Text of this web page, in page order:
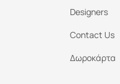
Designers
Contact Us
Δωροκάρτα